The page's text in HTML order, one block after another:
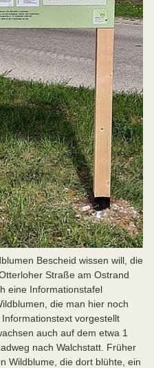
Bescheid wissen will, die
Straße am Ostrand
eine Informationstafel
die man hier noch
vorgestellt
auch auf dem etwa 1
nach Walchstatt. Früher
Wildblume, die dort blühte, ein